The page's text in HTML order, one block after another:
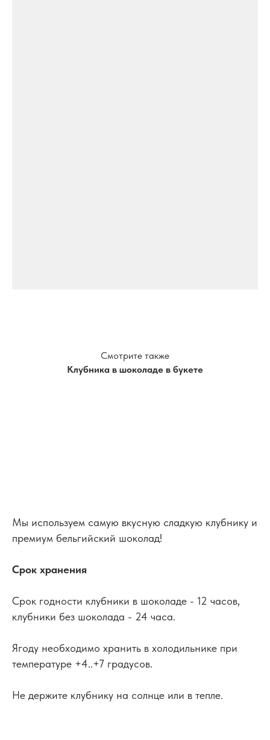
Смотрите также
Клубника в шоколаде в букете
Мы используем самую вкусную сладкую клубнику и
премиум бельгийский шоколад!
Срок хранения
Срок годности клубники в шоколаде - 12 часов,
клубники без шоколада - 24 часа.
Ягоду необходимо хранить в холодильнике при
температуре +4..+7 градусов.
Не держите клубнику на солнце или в тепле.